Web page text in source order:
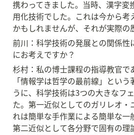
携わってきました。当時、漢字変
用化技術でした。これは今から考
かもしれませんが、それが実際の
前川：科学技術の発展との関係性
にお考えですか？
杉村：私の博士課程の指導教官で
「情報学は哲学の最前線」とい
うに、科学技術は3つの大きなフ
た。第一近似としてのガリレオ・
れは簡単な手作業による簡単な一
第二近似として各分野で固有の理